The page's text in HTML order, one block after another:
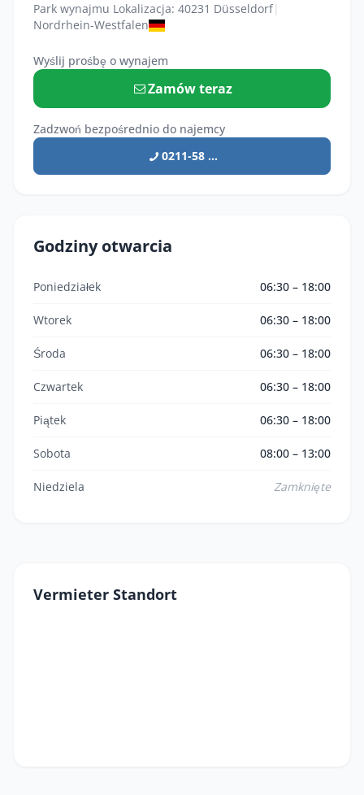
Park wynajmu Lokalizacja: 40231 Düsseldorf|
Nordrhein-Westfalen
Wyślij prośbę o wynajem
Zamów teraz
Zadzwoń bezpośrednio do najemcy
0211-58 ...
Godziny otwarcia
Poniedziałek 06:30 – 18:00
Wtorek 06:30 – 18:00
Środa 06:30 – 18:00
Czwartek 06:30 – 18:00
Piątek 06:30 – 18:00
Sobota 08:00 – 13:00
Niedziela Zamknięte
Vermieter Standort